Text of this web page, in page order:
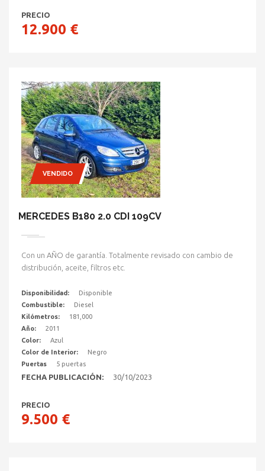
PRECIO
12.900 €
VENDIDO
MERCEDES B180 2.0 CDI 109CV
Con un AÑO de garantía. Totalmente revisado con cambio de
distribución, aceite, filtros etc.
Disponibilidad:
Disponible
Combustible:
Diesel
Kilómetros:
181,000
Año:
2011
Color:
Azul
Color de Interior:
Negro
Puertas
5 puertas
FECHA PUBLICACIÓN: 30/10/2023
PRECIO
9.500 €